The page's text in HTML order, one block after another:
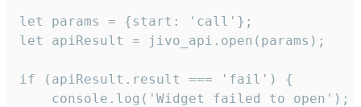
let params = {start: 'call'};
let apiResult = jivo_api.open(params);
if (apiResult.result === 'fail') {
    console.log('Widget failed to open');